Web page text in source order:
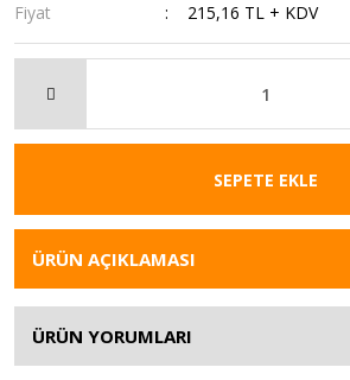
Fiyat
215,16 TL + KDV
SEPETE EKLE
ÜRÜN AÇIKLAMASI
ÜRÜN YORUMLARI